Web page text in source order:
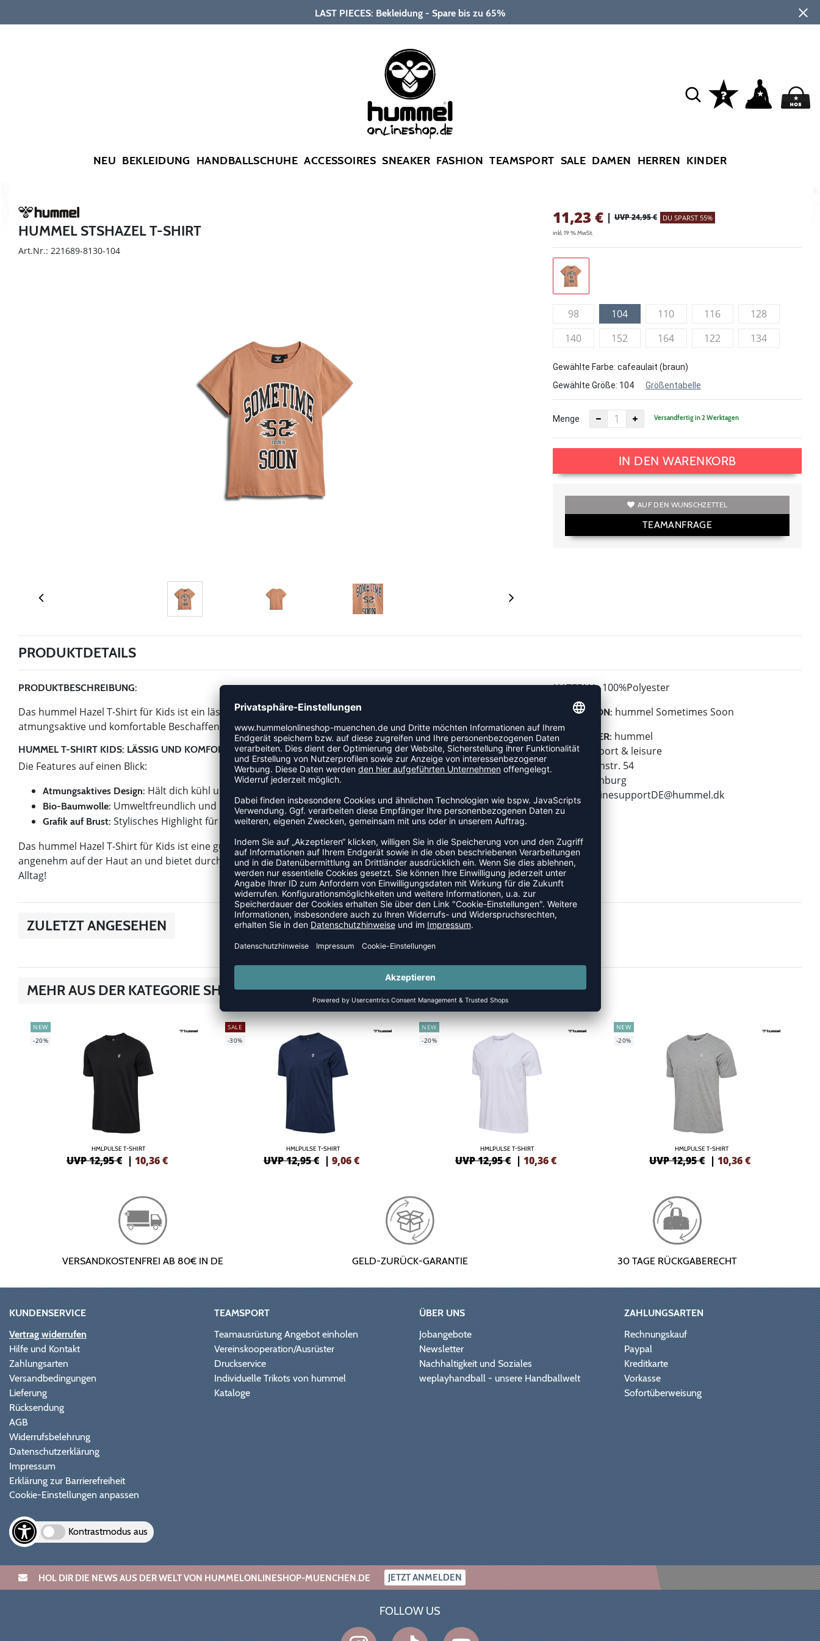
LAST PIECES: Bekleidung - Spare bis zu 65%
NEU BEKLEIDUNG HANDBALLSCHUHE ACCESSOIRES SNEAKER FASHION TEAMSPORT SALE DAMEN HERREN KINDER
HUMMEL STSHAZEL T-SHIRT
Art.Nr.: 221689-8130-104
11,23 € | UVP 24,95 € DU SPARST 55%
inkl. 19 % MwSt.
98 104 110 116
128
140
152 164 122 134
Gewählte Farbe: cafeaulait (braun)
Gewählte Größe: 104 Größentabelle
Menge Versandfertig in 2 Werktagen
IN DEN WARENKORB
AUF DEN WUNSCHZETTEL
TEAMANFRAGE
PRODUKTDETAILS
PRODUKTBESCHREIBUNG:
Das hummel Hazel T-Shirt für Kids ist ein lässiges Freizeitshirt aus Bio-Baumwolle, das durch seine
atmungsaktive und komfortable Beschaffenheit besticht. Es ist ideal für den Alltag und sportliche Aktivitäten.
HUMMEL T-SHIRT KIDS: LÄSSIG UND KOMFORTABEL
Die Features auf einen Blick:
Atmungsaktives Design: Hält dich kühl und frisch.
Bio-Baumwolle: Umweltfreundlich und angenehm auf der Haut.
Grafik auf Brust: Stylisches Highlight für deinen Look.
Das hummel Hazel T-Shirt für Kids ist eine gute Wahl für alle, die Wert auf Komfort und Stil legen. Es fühlt sich
angenehm auf der Haut an und bietet durch die lockere Passform Bewegungsfreiheit. Ein Blick wert für den
Alltag!
MATERIAL:100%Polyester
KOLLEKTION: hummel Sometimes Soon
HERSTELLER: hummel
hummel sport & leisure
Leverkusenstr. 54
22761 Hamburg
E-Mail:
onlinesupportDE@hummel.dk
ZULETZT ANGESEHEN
MEHR AUS DER KATEGORIE SHIRTS
NEW
-20%
HMLPULSE T-SHIRT
UVP 12,95 € | 10,36€
SALE
-30%
HMLPULSE T-SHIRT
UVP 12,95 € | 9,06€
NEW
-20%
HMLPULSE T-SHIRT
UVP 12,95 € | 10,36€
NEW
-20%
HMLPULSE T-SHIRT
UVP 12,95 € |10,36€
VERSANDKOSTENFREI AB 80€ IN DE GELD-ZURÜCK-GARANTIE 30 TAGE RÜCKGABERECHT
KUNDENSERVICE
Vertrag widerrufen
Hilfe und Kontakt
Zahlungsarten
Versandbedingungen
Lieferung
Rücksendung
AGB
Widerrufsbelehrung
Datenschutzerklärung
Impressum
Erklärung zur Barrierefreiheit
Cookie-Einstellungen anpassen
Kontrastmodus aus
TEAMSPORT
Teamausrüstung Angebot einholen
Vereinskooperation/Ausrüster
Druckservice
Individuelle Trikots von hummel
Kataloge
ÜBER UNS
Jobangebote
Newsletter
Nachhaltigkeit und Soziales
weplayhandball - unsere Handballwelt
ZAHLUNGSARTEN
Rechnungskauf
Paypal
Kreditkarte
Vorkasse
Sofortüberweisung
HOL DIR DIE NEWS AUS DER WELT VON HUMMELONLINESHOP-MUENCHEN.DE JETZT ANMELDEN
FOLLOW US